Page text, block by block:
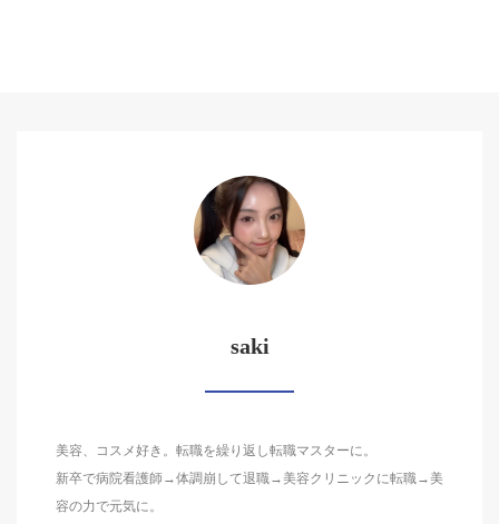
saki
美容、コスメ好き。転職を繰り返し転職マスターに。
新卒で病院看護師→体調崩して退職→美容クリニックに転職→美
容の力で元気に。